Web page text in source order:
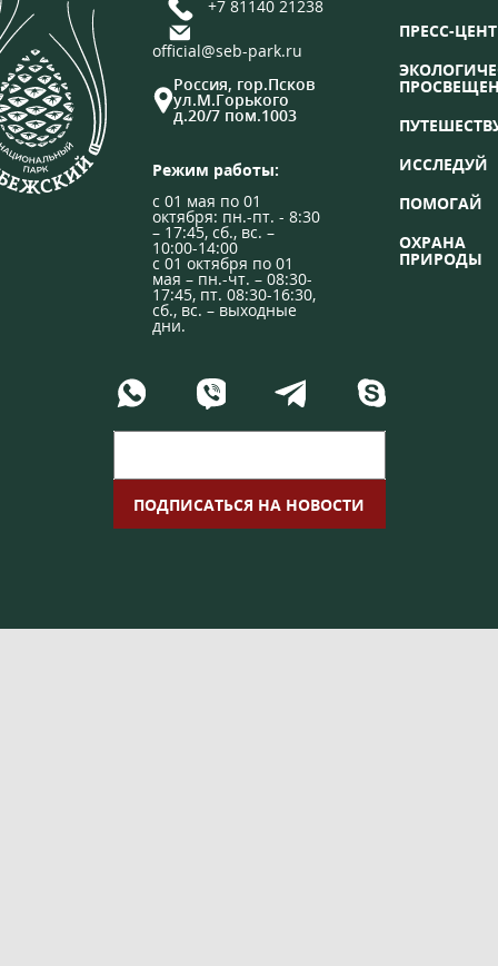
+7 81140 21238
official@seb-park.ru
Россия, гор.Псков
ул.М.Горького
д.20/7 пом.1003
Режим работы:
с 01 мая по 01
октября: пн.-пт. - 8:30
– 17:45, сб., вс. –
10:00-14:00
с 01 октября по 01
мая – пн.-чт. – 08:30-
17:45, пт. 08:30-16:30,
сб., вс. – выходные
дни.
ПРЕСС-
ИССЛЕДУЙ
ПОМОГАЙ
ОХРАНА
ПРИРОДЫ